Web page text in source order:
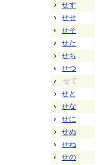
せす
せせ
せそ
せた
せち
せつ
せて
せと
せな
せに
せぬ
せね
せの